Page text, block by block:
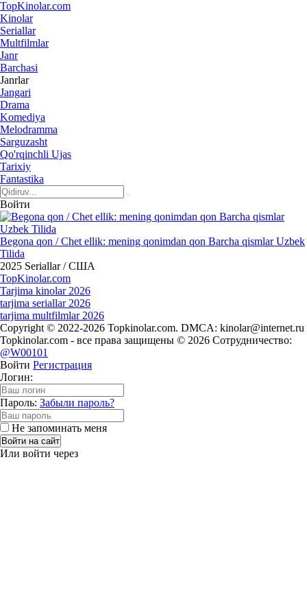
TopKinolar.com
Kinolar
Seriallar
Multfilmlar
Janr
Barchasi
Janrlar
Jangari
Drama
Komediya
Melodramma
Sarguzasht
Qo'rqinchli Ujas
Tarixiy
Fantastika
Войти
Begona qon / Chet ellik: mening qonimdan qon Barcha qismlar Uzbek
Tilida
2025 Seriallar / США
TopKinolar.com
Tarjima kinolar 2026
tarjima seriallar 2026
tarjima multfilmlar 2026
Copyright © 2022-2026 Topkinolar.com. DMCA: kinolar@internet.ru
Topkinolar.com - все права защищены © 2026 Сотрудничество:
@W00101
Войти Регистрация
Логин:
Пароль: Забыли пароль?
Не запоминать меня
Войти на сайт
Или войти через